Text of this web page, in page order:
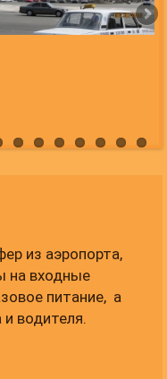
из аэропорта,
на входные
питание, а
водителя.